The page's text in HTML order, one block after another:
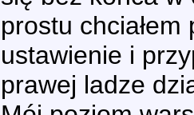
prostu
ustawienie i
prawej ladze